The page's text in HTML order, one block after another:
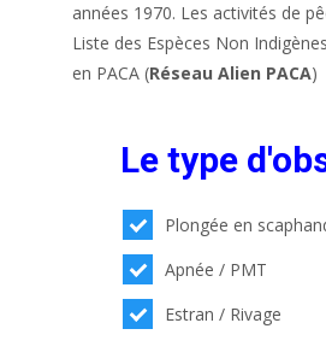
années 1970. Les activités de
Liste des Espèces Non
en PACA (Réseau Alien PACA)
Le type
Plongée en
Apnée / PMT
Estran / Rivage